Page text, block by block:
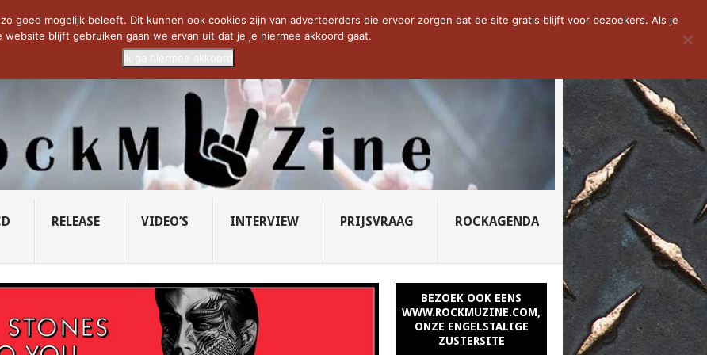
PRIDE OF LIONS – U... SAVATAGE KOMT TERUG IN 0... CD VAN DE WEEK: SLEEPING...
RELEASE VIDEO’S INTERVIEW PRIJSVRAAG ROCKAGENDA
BEZOEK OOK EENS
WWW.ROCKMUZINE.COM,
ONZE ENGELSTALIGE
ZUSTERSITE
goed mogelijk beleeft. Dit kunnen ook cookies zijn van adverteerders die ervoor zorgen dat de site gratis blijft voor bezoekers. Als je
website blijft gebruiken gaan we ervan uit dat je je hiermee akkoord gaat.
Ik ga hiermee akkoord